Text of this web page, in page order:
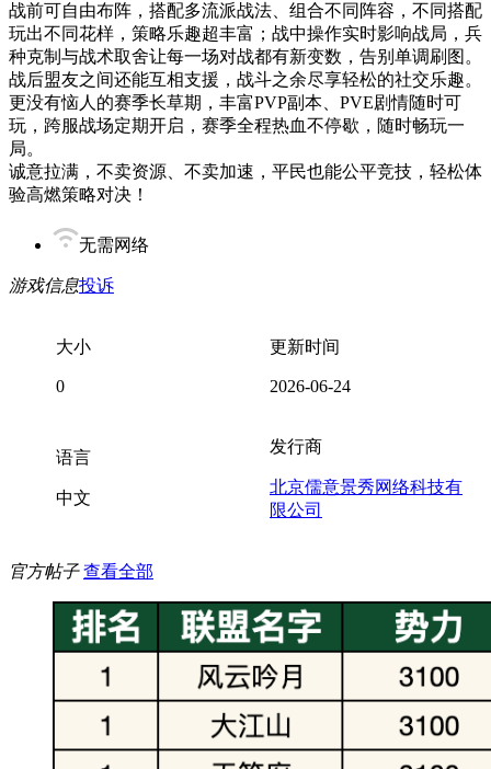
战前可自由布阵，搭配多流派战法、组合不同阵容，不同搭配
玩出不同花样，策略乐趣超丰富；战中操作实时影响战局，兵
种克制与战术取舍让每一场对战都有新变数，告别单调刷图。
战后盟友之间还能互相支援，战斗之余尽享轻松的社交乐趣。
更没有恼人的赛季长草期，丰富PVP副本、PVE剧情随时可
玩，跨服战场定期开启，赛季全程热血不停歇，随时畅玩一
局。
诚意拉满，不卖资源、不卖加速，平民也能公平竞技，轻松体
验高燃策略对决！
无需网络
游戏信息投诉
大小
0
更新时间
2026-06-24
语言
中文
发行商
北京儒意景秀网络科技有
限公司
官方帖子 查看全部